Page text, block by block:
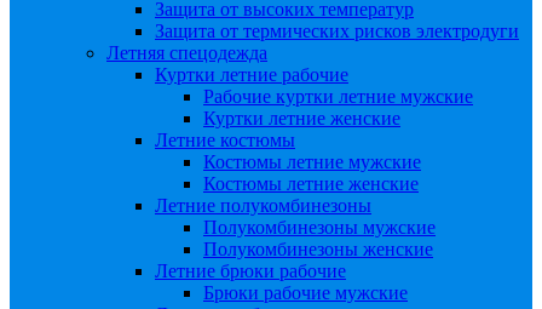
Защита от высоких температур
Защита от термических рисков электродуги
Летняя спецодежда
Куртки летние рабочие
Рабочие куртки летние мужские
Куртки летние женские
Летние костюмы
Костюмы летние мужские
Костюмы летние женские
Летние полукомбинезоны
Полукомбинезоны мужские
Полукомбинезоны женские
Летние брюки рабочие
Брюки рабочие мужские